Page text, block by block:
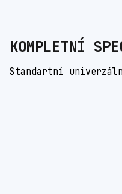
KOMPLETNÍ
Standartní